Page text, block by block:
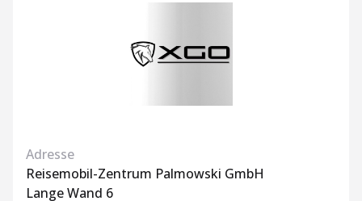
Adresse
Reisemobil-Zentrum Palmowski GmbH
Lange Wand 6